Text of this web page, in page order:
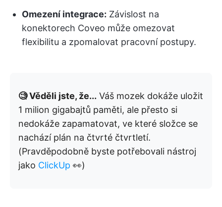
Omezení integrace: Závislost na
konektorech Coveo může omezovat
flexibilitu a zpomalovat pracovní postupy.
🧐 Věděli jste, že... Váš mozek dokáže uložit
1 milion gigabajtů paměti, ale přesto si
nedokáže zapamatovat, ve které složce se
nachází plán na čtvrté čtvrtletí.
(Pravděpodobně byste potřebovali nástroj
jako ClickUp 👀)